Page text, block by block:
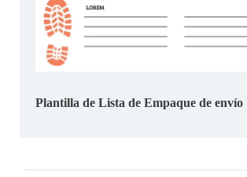
Plantilla de Lista de Empaque de envío